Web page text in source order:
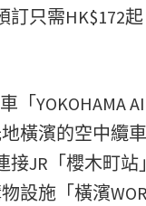
只需HK$172起
「YOKOHAMA
橫濱的空中纜
接JR「櫻木町
設施「橫濱